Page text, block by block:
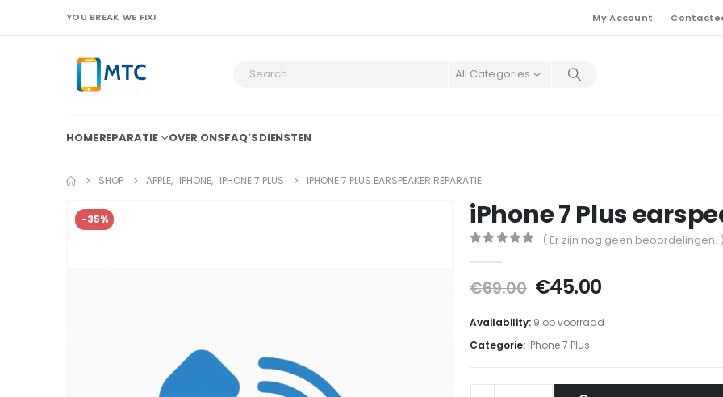
YOU BREAK WE FIX! My Account
All Categories
HOMEREPARATIE OVER ONSFAQ’SDIENSTEN
SHOP APPLE, IPHONE, IPHONE 7 PLUS IPHONE 7 PLUS EARSPEAKER REPARATIE
-35% iPhone 7 Plus
( Er zijn nog geen beoordelingen. )
€69.00 Oorspronkelijke
was:
€69.00.
€45.00Huidige
is:
Availability: 9 op voorraad
Categorie: iPhone 7 Plus